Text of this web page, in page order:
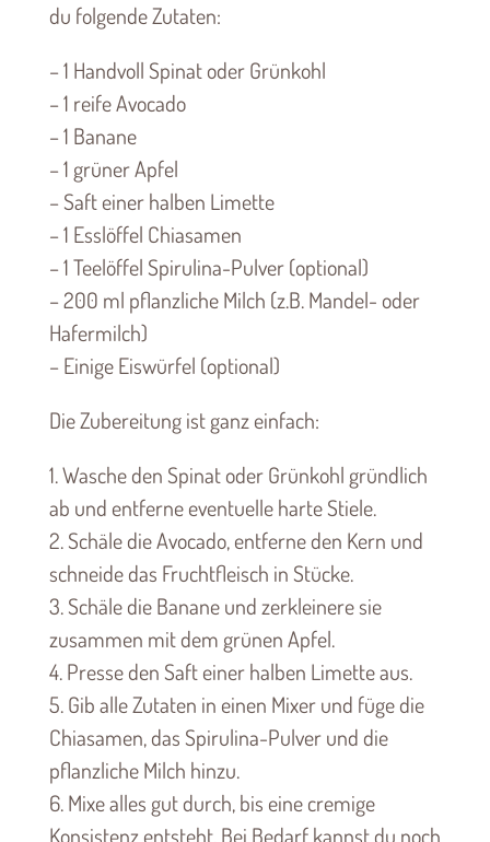
du folgende Zutaten:
– 1 Handvoll Spinat oder Grünkohl
– 1 reife Avocado
– 1 Banane
– 1 grüner Apfel
– Saft einer halben Limette
– 1 Esslöffel Chiasamen
– 1 Teelöffel Spirulina-Pulver (optional)
– 200 ml pflanzliche Milch (z.B. Mandel- oder
Hafermilch)
– Einige Eiswürfel (optional)
Die Zubereitung ist ganz einfach:
1. Wasche den Spinat oder Grünkohl gründlich
ab und entferne eventuelle harte Stiele.
2. Schäle die Avocado, entferne den Kern und
schneide das Fruchtfleisch in Stücke.
3. Schäle die Banane und zerkleinere sie
zusammen mit dem grünen Apfel.
4. Presse den Saft einer halben Limette aus.
5. Gib alle Zutaten in einen Mixer und füge die
Chiasamen, das Spirulina-Pulver und die
pflanzliche Milch hinzu.
6. Mixe alles gut durch, bis eine cremige
Konsistenz entsteht. Bei Bedarf kannst du noch